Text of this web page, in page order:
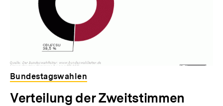
Bundestagswahlen
Verteilung der Zweitstimmen